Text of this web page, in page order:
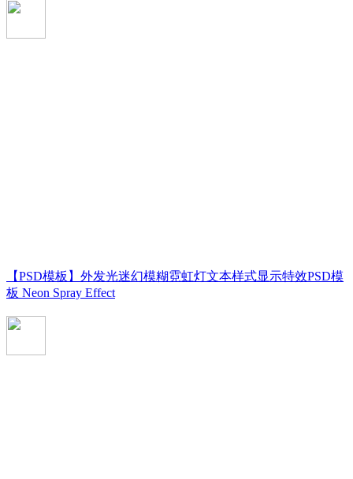
【PSD模板】外发光迷幻模糊霓虹灯文本样式显示特效PSD模
板 Neon Spray Effect